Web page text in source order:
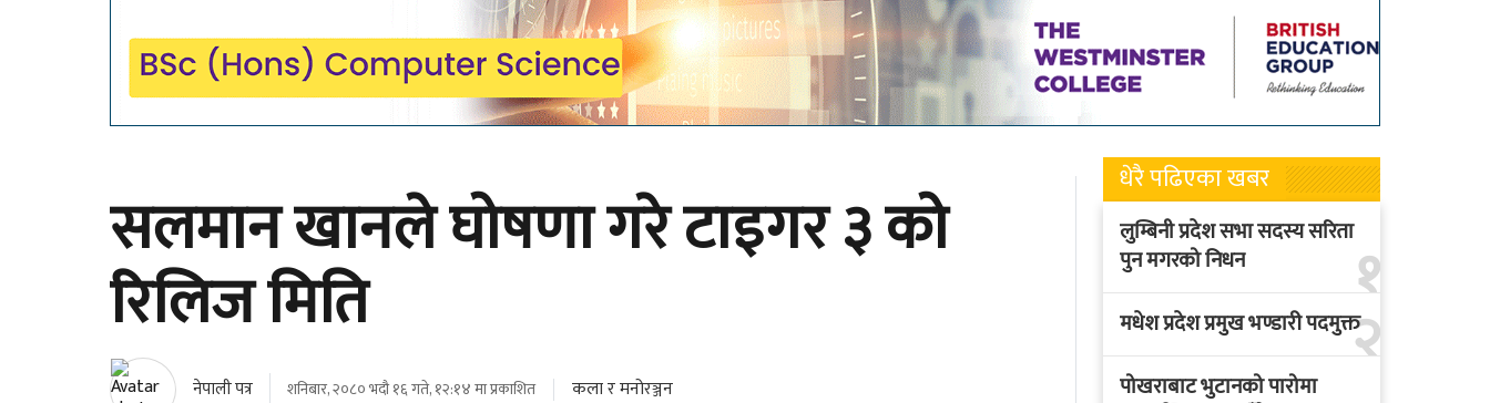
सलमान खानले घोषणा गरे टाइगर ३ को
रिलिज मिति
नेपाली पत्र शनिबार, २०८० भदौ १६ गते, १२:१४ मा प्रकाशित कला र मनोरञ्जन
धेरै पढिएका खबर
१
लुम्बिनी प्रदेश सभा सदस्य सरिता
पुन मगरको निधन
२
मधेश प्रदेश प्रमुख भण्डारी पदमुक्त
पोखराबाट भुटानको पारोमा